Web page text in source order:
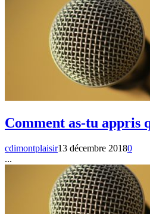
Comment as-tu appris
cdimontplaisir13 décembre 20180
...